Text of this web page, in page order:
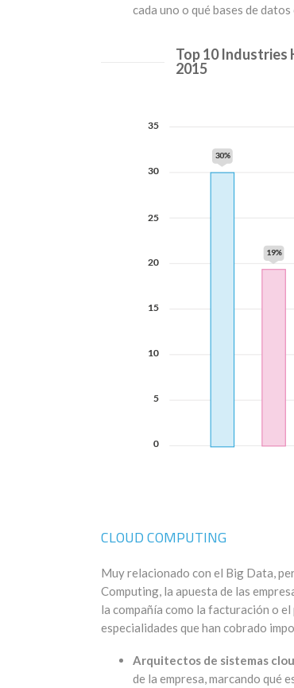
cada uno o qué bases de
Top 10 Industries
2015
CLOUD COMPUTING
Muy relacionado con el Big Data,
Computing, la apuesta de las
la compañía como la facturación o
especialidades que han cobrado
Arquitectos de sistemas
de la empresa, marcando qué